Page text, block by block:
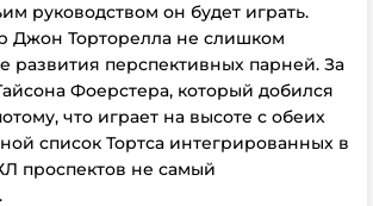
руководством он будет играть.
Джон Торторелла не слишком
развития перспективных парней. За
Фоерстера, который добился
что играет на высоте с обеих
список Тортса интегрированных в
проспектов не самый